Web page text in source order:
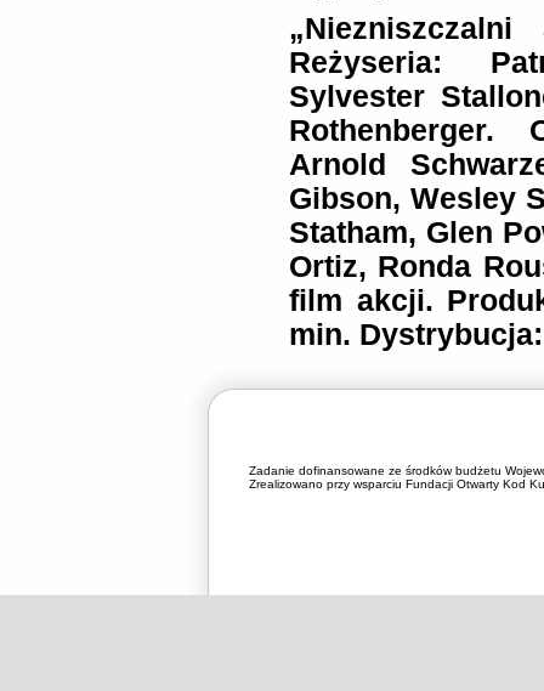
Reżyseria:
Sylvester
Rothenberger.
Arnold
Gibson, Wesley
Statham, Glen
Ortiz, Ronda
film akcji.
min.
Zadanie dofinansowane ze środków budżetu
Zrealizowano przy wsparciu Fundacji Otwarty Kod